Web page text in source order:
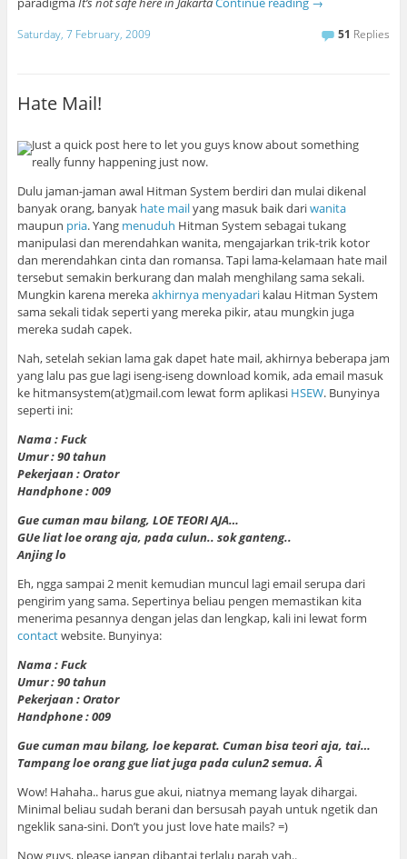
Saturday, 7 February, 2009 51 Replies
Hate Mail!
Just a quick post here to let you guys know about something
really funny happening just now.
Dulu jaman-jaman awal Hitman System berdiri dan mulai dikenal
banyak orang, banyak hate mailyang masuk baik dariwanita
maupun pria. Yang menuduh Hitman System sebagai tukang
manipulasi dan merendahkan wanita, mengajarkan trik-trik kotor
dan merendahkan cinta dan romansa. Tapi lama-kelamaan hate mail
tersebut semakin berkurang dan malah menghilang sama sekali.
Mungkin karena merekaakhirnya menyadarikalau Hitman System
sama sekali tidak seperti yang mereka pikir, atau mungkin juga
mereka sudah capek.
Nah, setelah sekian lama gak dapet hate mail, akhirnya beberapa jam
yang lalu pas gue lagi iseng-iseng download komik, ada email masuk
ke hitmansystem(at)gmail.com lewat form aplikasi HSEW. Bunyinya
seperti ini:
Nama : Fuck
Umur : 90 tahun
Pekerjaan : Orator
Handphone : 009
Gue cuman mau bilang, LOE TEORI AJA…
GUe liat loe orang aja, pada culun.. sok ganteng..
Anjing lo
Eh, ngga sampai 2 menit kemudian muncul lagi email serupa dari
pengirim yang sama. Sepertinya beliau pengen memastikan kita
menerima pesannya dengan jelas dan lengkap, kali ini lewat form
contactwebsite. Bunyinya:
Nama : Fuck
Umur : 90 tahun
Pekerjaan : Orator
Handphone : 009
Gue cuman mau bilang, loe keparat. Cuman bisa teori aja, tai…
Tampang loe orang gue liat juga pada culun2 semua. Â
Wow! Hahaha.. harus gue akui, niatnya memang layak dihargai.
Minimal beliau sudah berani dan bersusah payah untuk ngetik dan
ngeklik sana-sini. Don’t you just love hate mails? =)
Now guys, please jangan dibantai terlalu parah yah..